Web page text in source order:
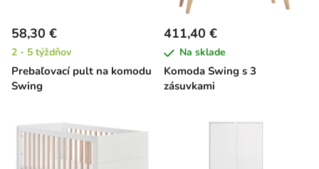
Prebaľovací pult na komodu
Swing
58,30 €
2 - 5 týždňov
Komoda Swing s 3
zásuvkami
411,40 €
Na sklade